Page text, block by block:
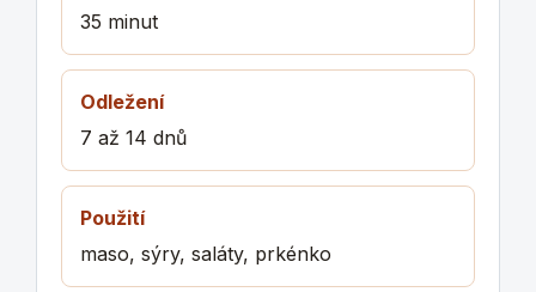
35 minut
Odležení
7 až 14 dnů
Použití
maso, sýry, saláty, prkénko